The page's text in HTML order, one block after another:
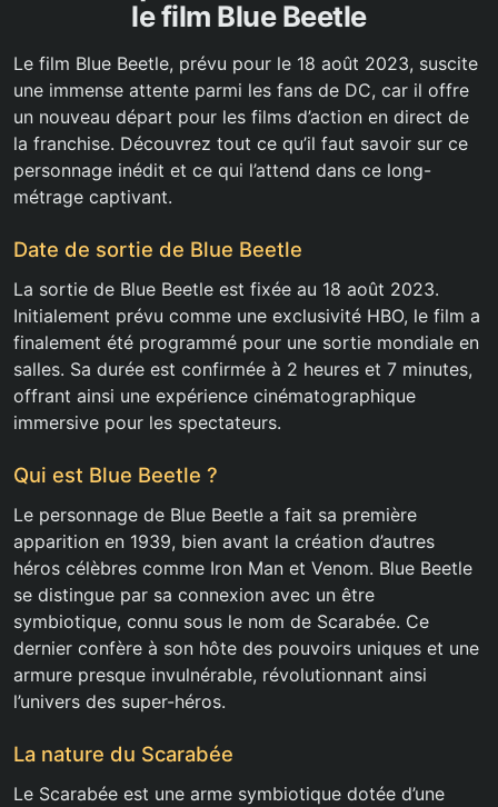
le film Blue Beetle
Le film Blue Beetle, prévu pour le 18 août 2023, suscite
une immense attente parmi les fans de DC, car il offre
un nouveau départ pour les films d’action en direct de
la franchise. Découvrez tout ce qu’il faut savoir sur ce
personnage inédit et ce qui l’attend dans ce long-
métrage captivant.
Date de sortie de Blue Beetle
La sortie de Blue Beetle est fixée au 18 août 2023.
Initialement prévu comme une exclusivité HBO, le film a
finalement été programmé pour une sortie mondiale en
salles. Sa durée est confirmée à 2 heures et 7 minutes,
offrant ainsi une expérience cinématographique
immersive pour les spectateurs.
Qui est Blue Beetle ?
Le personnage de Blue Beetle a fait sa première
apparition en 1939, bien avant la création d’autres
héros célèbres comme Iron Man et Venom. Blue Beetle
se distingue par sa connexion avec un être
symbiotique, connu sous le nom de Scarabée. Ce
dernier confère à son hôte des pouvoirs uniques et une
armure presque invulnérable, révolutionnant ainsi
l’univers des super-héros.
La nature du Scarabée
Le Scarabée est une arme symbiotique dotée d’une